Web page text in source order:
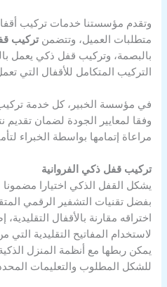
وتقدم مؤسستنا خدمات تركيب
متطلبات العميل، وتتضمنتركيب
بالبصمة، وتركيب قفل ذكي يعمل
التركيب المتكامل للأقفال التي
في مؤسسة الخبير، كل خدمة
وفقا لمعايير الجودة لضمان تقديم
مراعاة إتمامها بواسطة الخبراء
تركيب قفل ذكي الفروانية
يشكل القفل الذكي اختيارا
بفضل تقنيات التشفير الرقمي
اختراقه مقارنة بالأقفال
لاستخدام المفاتيح التقليدية
يمكن ربطها مع أنظمة المنزل
للشكل المطلوب والتعليمات